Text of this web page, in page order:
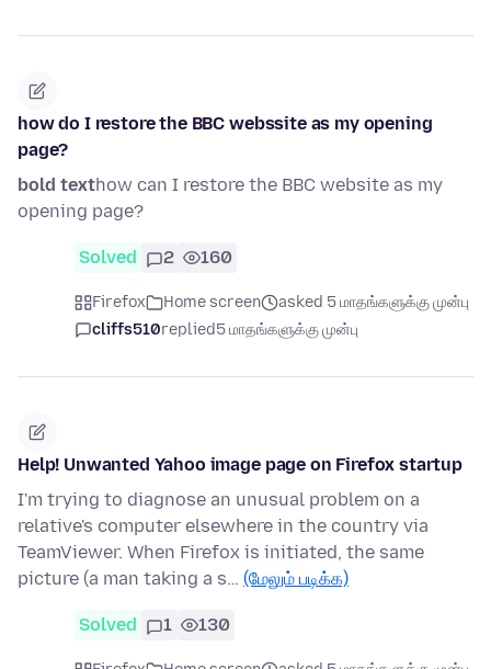
how do I restore the BBC webssite as my opening
page?
bold texthow can I restore the BBC website as my
opening page?
Solved 2 160
Firefox Home screen
asked 5 மாதங்களுக்கு முன்பு
cliffs510replied5 மாதங்களுக்கு முன்பு
Help! Unwanted Yahoo image page on Firefox startup
I'm trying to diagnose an unusual problem on a
relative's computer elsewhere in the country via
TeamViewer. When Firefox is initiated, the same
picture (a man taking a s… (மேலும் படிக்க)
Solved 1 130